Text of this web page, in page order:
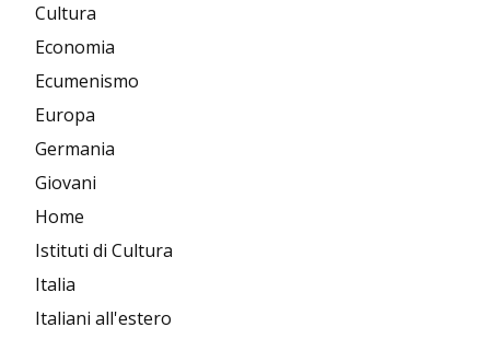
Cultura
Economia
Ecumenismo
Europa
Germania
Giovani
Home
Istituti di Cultura
Italia
Italiani all'estero